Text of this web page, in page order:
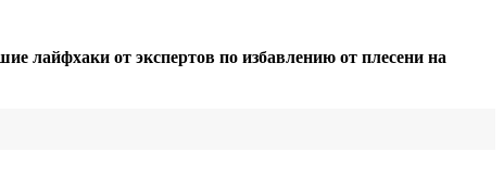
лайфхаки от экспертов по избавлению от плесени на